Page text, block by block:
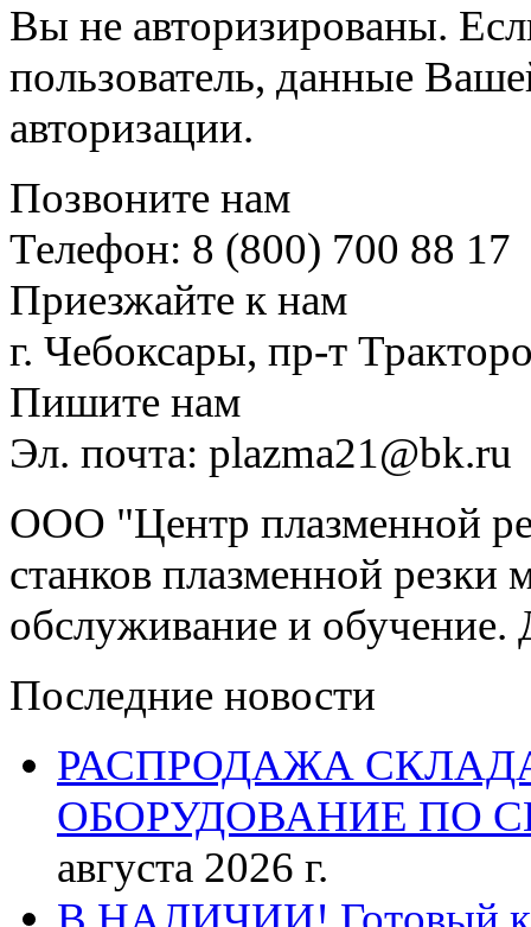
Вы не авторизированы.
пользователь, данные
авторизации.
Позвоните нам
Телефон: 8 (800) 700 88 17
Приезжайте к нам
г. Чебоксары, пр-т
Пишите нам
Эл. почта: plazma21@bk.ru
ООО "Центр плазменной
станков плазменной резки
обслуживание и обучение.
Последние новости
РАСПРОДАЖА
ОБОРУДОВАНИЕ ПО
августа 2026 г.